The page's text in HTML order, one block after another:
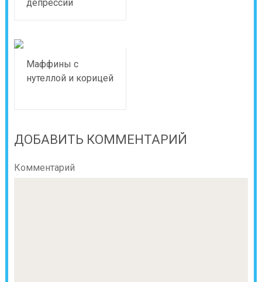
депрессии
Маффины с
нутеллой и корицей
ДОБАВИТЬ КОММЕНТАРИЙ
Комментарий